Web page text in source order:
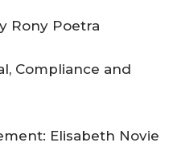
Rony Poetra
Compliance and
Elisabeth Novie